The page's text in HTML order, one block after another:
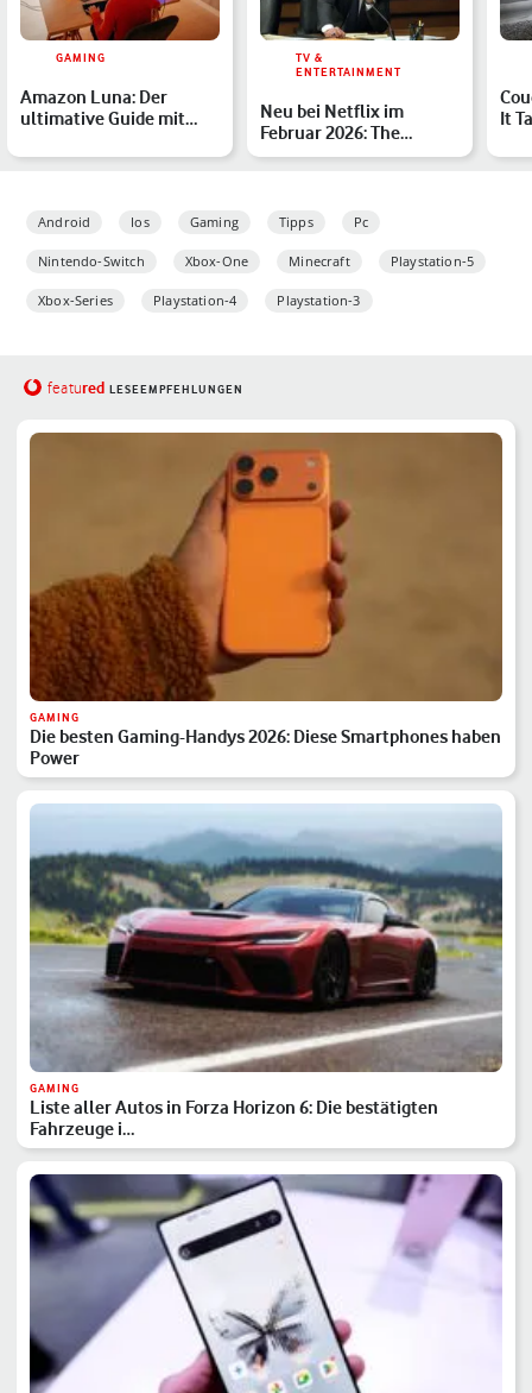
GAMING
Amazon Luna: Der
ultimative Guide mit
Information…
TV &
ENTERTAINMENT
Neu bei Netflix im
Februar 2026: The
Lincoln Lawyer & Co.
It
Android Ios Gaming Tipps Pc
Nintendo-Switch Xbox-One Minecraft Playstation-5
Xbox-Series Playstation-4 Playstation-3
featured LESEEMPFEHLUNGEN
GAMING
Die besten Gaming-Handys 2026: Diese Smartphones haben
Power
GAMING
Liste aller Autos in Forza Horizon 6: Die bestätigten
Fahrzeuge i…